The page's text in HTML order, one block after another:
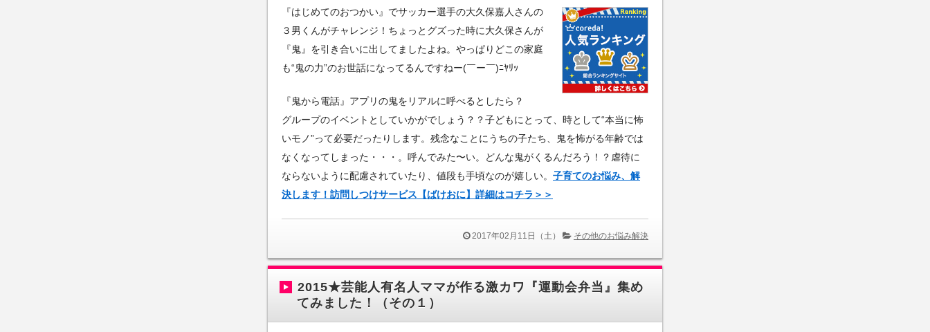
『はじめてのおつかい』でサッカー選手の大久保嘉人さんの
３男くんがチャレンジ！ちょっとグズった時に大久保さんが
『鬼』を引き合いに出してましたよね。やっぱりどこの家庭
も“鬼の力”のお世話になってるんですねー(￣ー￣)ﾆﾔﾘｯ
『鬼から電話』アプリの鬼をリアルに呼べるとしたら？
グループのイベントとしていかがでしょう？？子どもにとって、時として“本当に怖
いモノ”って必要だったりします。残念なことにうちの子たち、鬼を怖がる年齢では
なくなってしまった・・・。呼んでみた〜い。どんな鬼がくるんだろう！？虐待に
ならないように配慮されていたり、値段も手頃なのが嬉しい。 子育てのお悩み、解
決します！ 訪問しつけサービス【ばけおに】詳細はコチラ＞＞
2017年02月11日（土） その他のお悩み解決
2015★芸能人有名人ママが作る激カワ『運動会弁当』集め
てみました！（その１）